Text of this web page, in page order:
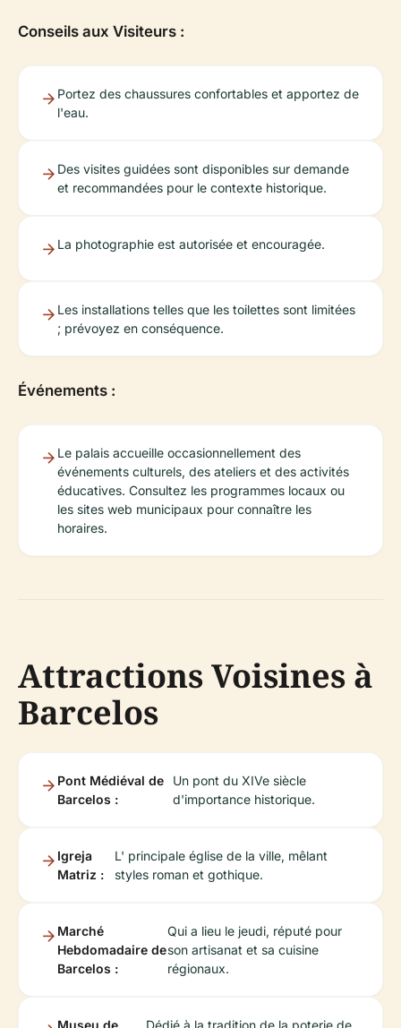
Conseils aux Visiteurs :
Portez des chaussures confortables et apportez de
l'eau.
Des visites guidées sont disponibles sur demande
et recommandées pour le contexte historique.
La photographie est autorisée et encouragée.
Les installations telles que les toilettes sont limitées
; prévoyez en conséquence.
Événements :
Le palais accueille occasionnellement des
événements culturels, des ateliers et des activités
éducatives. Consultez les programmes locaux ou
les sites web municipaux pour connaître les
horaires.
Attractions Voisines à
Barcelos
Pont Médiéval de
Barcelos :
Un pont du XIVe siècle
d'importance historique.
Igreja
Matriz :
L' principale église de la ville, mêlant
styles roman et gothique.
Marché
Hebdomadaire de
Barcelos :
Qui a lieu le jeudi, réputé pour
son artisanat et sa cuisine
régionaux.